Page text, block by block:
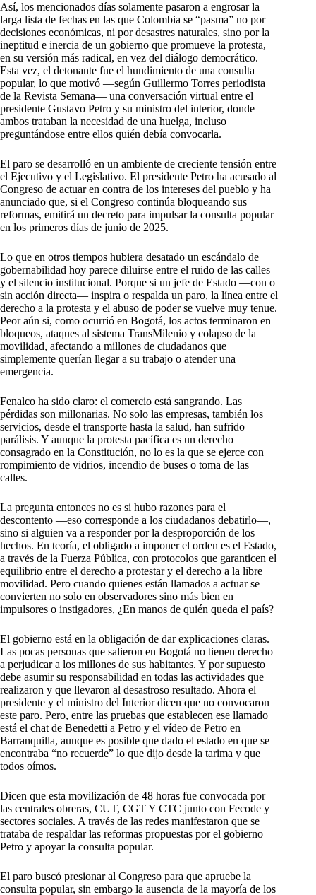
Así, los mencionados días solamente pasaron a engrosar la
larga lista de fechas en las que Colombia se “pasma” no por
decisiones económicas, ni por desastres naturales, sino por la
ineptitud e inercia de un gobierno que promueve la protesta,
en su versión más radical, en vez del diálogo democrático.
Esta vez, el detonante fue el hundimiento de una consulta
popular, lo que motivó —según Guillermo Torres periodista
de la Revista Semana— una conversación virtual entre el
presidente Gustavo Petro y su ministro del interior, donde
ambos trataban la necesidad de una huelga, incluso
preguntándose entre ellos quién debía convocarla.
El paro se desarrolló en un ambiente de creciente tensión entre
el Ejecutivo y el Legislativo. El presidente Petro ha acusado al
Congreso de actuar en contra de los intereses del pueblo y ha
anunciado que, si el Congreso continúa bloqueando sus
reformas, emitirá un decreto para impulsar la consulta popular
en los primeros días de junio de 2025.
Lo que en otros tiempos hubiera desatado un escándalo de
gobernabilidad hoy parece diluirse entre el ruido de las calles
y el silencio institucional. Porque si un jefe de Estado —con o
sin acción directa— inspira o respalda un paro, la línea entre el
derecho a la protesta y el abuso de poder se vuelve muy tenue.
Peor aún si, como ocurrió en Bogotá, los actos terminaron en
bloqueos, ataques al sistema TransMilenio y colapso de la
movilidad, afectando a millones de ciudadanos que
simplemente querían llegar a su trabajo o atender una
emergencia.
Fenalco ha sido claro: el comercio está sangrando. Las
pérdidas son millonarias. No solo las empresas, también los
servicios, desde el transporte hasta la salud, han sufrido
parálisis. Y aunque la protesta pacífica es un derecho
consagrado en la Constitución, no lo es la que se ejerce con
rompimiento de vidrios, incendio de buses o toma de las
calles.
La pregunta entonces no es si hubo razones para el
descontento —eso corresponde a los ciudadanos debatirlo—,
sino si alguien va a responder por la desproporción de los
hechos. En teoría, el obligado a imponer el orden es el Estado,
a través de la Fuerza Pública, con protocolos que garanticen el
equilibrio entre el derecho a protestar y el derecho a la libre
movilidad. Pero cuando quienes están llamados a actuar se
convierten no solo en observadores sino más bien en
impulsores o instigadores, ¿En manos de quién queda el país?
El gobierno está en la obligación de dar explicaciones claras.
Las pocas personas que salieron en Bogotá no tienen derecho
a perjudicar a los millones de sus habitantes. Y por supuesto
debe asumir su responsabilidad en todas las actividades que
realizaron y que llevaron al desastroso resultado. Ahora el
presidente y el ministro del Interior dicen que no convocaron
este paro. Pero, entre las pruebas que establecen ese llamado
está el chat de Benedetti a Petro y el vídeo de Petro en
Barranquilla, aunque es posible que dado el estado en que se
encontraba “no recuerde” lo que dijo desde la tarima y que
todos oímos.
Dicen que esta movilización de 48 horas fue convocada por
las centrales obreras, CUT, CGT Y CTC junto con Fecode y
sectores sociales. A través de las redes manifestaron que se
trataba de respaldar las reformas propuestas por el gobierno
Petro y apoyar la consulta popular.
El paro buscó presionar al Congreso para que apruebe la
consulta popular, sin embargo la ausencia de la mayoría de los